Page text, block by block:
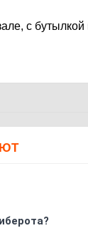
с бутылкой